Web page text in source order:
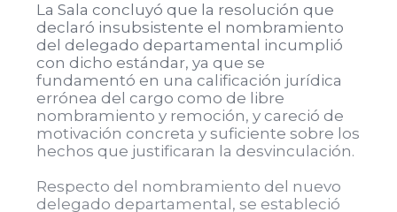
La Sala concluyó que la resolución que
declaró insubsistente el nombramiento
del delegado departamental incumplió
con dicho estándar, ya que se
fundamentó en una calificación jurídica
errónea del cargo como de libre
nombramiento y remoción, y careció de
motivación concreta y suficiente sobre los
hechos que justificaran la desvinculación.
Respecto del nombramiento del nuevo
delegado departamental, se estableció